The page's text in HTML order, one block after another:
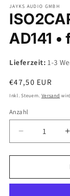
in
Modal
öffnen
JAYKS AUDIO GMBH
AD141
Lieferzeit: 1-3
Normaler
Preis
€47,50 EUR
Inkl. Steuern. Versand
Anzahl
Verringere
die
Menge
ISO2CAR